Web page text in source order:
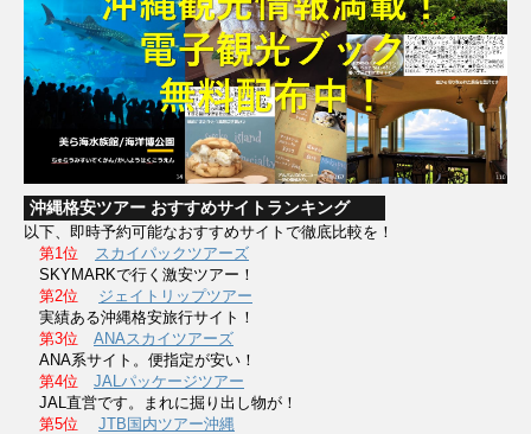
沖縄格安ツアー おすすめサイトランキング
以下、即時予約可能なおすすめサイトで徹底比較を！
第1位
スカイパックツアーズ
SKYMARKで行く激安ツアー！
第2位
ジェイトリップツアー
実績ある沖縄格安旅行サイト！
第3位
ANAスカイツアーズ
ANA系サイト。便指定が安い！
第4位
JALパッケージツアー
JAL直営です。まれに掘り出し物が！
第5位
JTB国内ツアー沖縄